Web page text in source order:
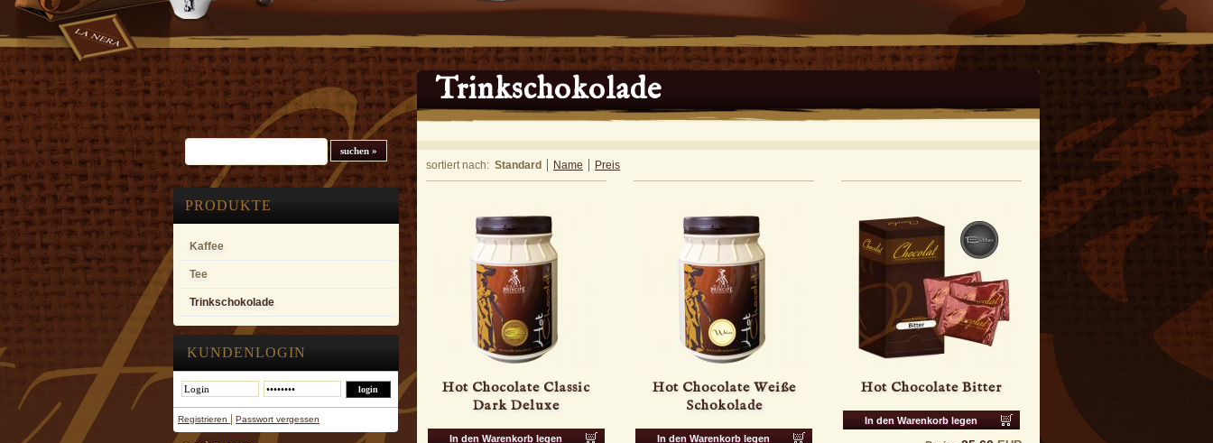
Suchfeld
PRODUKTE
Kaffee
Tee
Trinkschokolade
KUNDENLOGIN
Registrieren Passwort vergessen
Trinkschokolade
sortiert nach: Standard Name Preis
Hot Chocolate Classic
Dark Deluxe
In den Warenkorb legen
Hot Chocolate Weiße
Schokolade
In den Warenkorb legen
Hot Chocolate Bitter
In den Warenkorb legen